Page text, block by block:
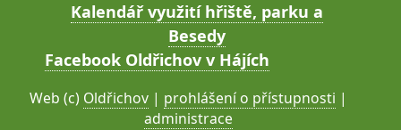
Kalendář využití hřiště, parku a
Besedy
Facebook Oldřichov v Hájích
Web (c) Oldřichov | prohlášení o přístupnosti |
administrace